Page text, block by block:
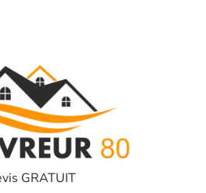
GRATUIT